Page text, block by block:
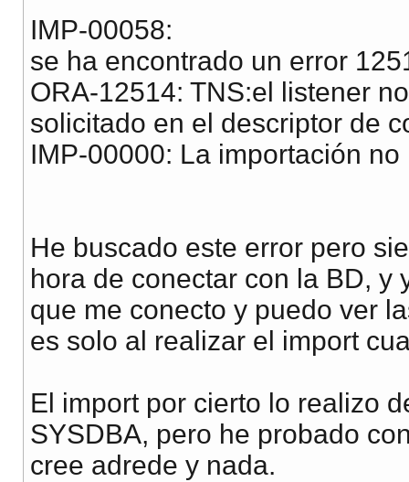
IMP-00058:
se ha encontrado un error
ORA-12514: TNS:el listener
solicitado en el descriptor de
IMP-00000: La importación
He buscado este error pero
hora de conectar con la BD,
que me conecto y puedo ver
es solo al realizar el import
El import por cierto lo realizo
SYSDBA, pero he probado
cree adrede y nada.